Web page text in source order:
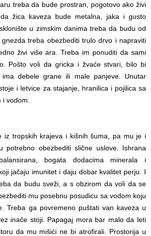
treba da bude prostran, pogotovo ako živi
žica kaveza bude metalna, jaka i gusto
u zimskim danima treba da budu od
treba obezbediti trulo drvo i napraviti
živi više ara. Treba im ponuditi da sami
Pošto voli da gricka i žvaće stvari, bilo bi
debele grane ili male panjeve. Unutar
i letvice za stajanje, hranilica i pojilica sa
vodom.
iz tropskih krajeva i kišnih šuma, pa mu je i
potrebno obezbediti slične uslove. Ishrana
bogata dodacima minerala i
jačaju imunitet i daju dobar kvalitet perju. I
da budu sveži, a s obzirom da voli da se
mu posebnu posudicu sa vodom koju
Treba ga povremeno puštati van kaveza u
inače stoji. Papagaj mora bar malo da leti
da mu mišići ne bi atrofirali. Prostorija u